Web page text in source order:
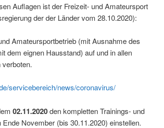
Auflagen ist der Freizeit- und Amateursport
der der Länder vom 28.10.2020):
Amateursportbetrieb (mit Ausnahme des
dem eignen Hausstand) auf und in allen
servicebereich/news/coronavirus/
02.11.2020den kompletten Trainings- und
November (bis 30.11.2020) einstellen.